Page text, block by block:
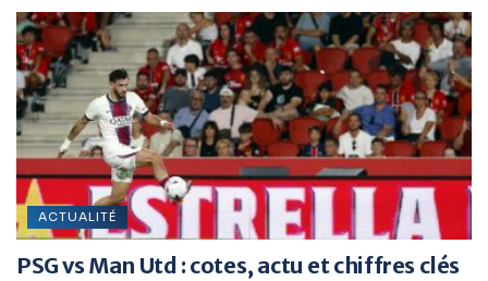
ACTUALITÉ
PSG vs Man Utd : cotes, actu et chiffres clés